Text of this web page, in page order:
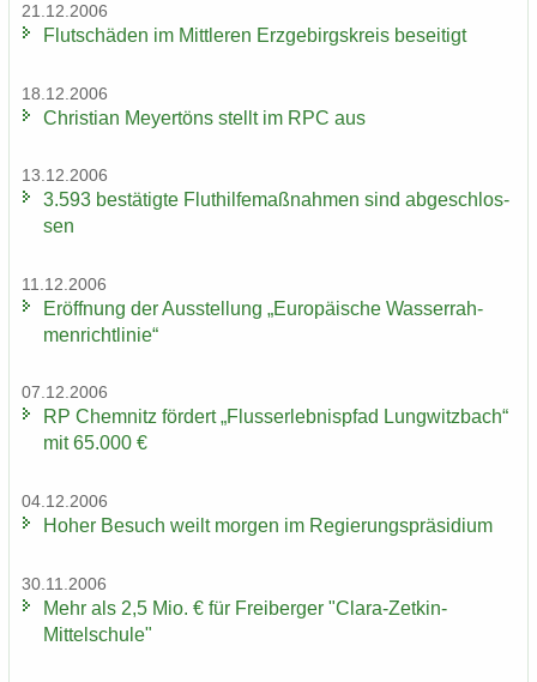
21.12.2006
Flut­schä­den im Mitt­le­ren Erz­ge­birgs­kreis be­sei­tigt
18.12.2006
Chris­ti­an Mey­er­töns stellt im RPC aus
13.12.2006
3.593 be­stä­tig­te Flut­hil­fe­maß­nah­men sind ab­ge­schlos­
sen
11.12.2006
Er­öff­nung der Aus­stel­lung „Eu­ro­päi­sche Was­ser­rah­
men­richt­li­nie“
07.12.2006
RP Chem­nitz för­dert „Fluss­erleb­nis­pfad Lung­witz­bach“
mit 65.000 €
04.12.2006
Hoher Be­such weilt mor­gen im Re­gie­rungs­prä­si­di­um
30.11.2006
Mehr als 2,5 Mio. € für Frei­ber­ger "Clara-​Zetkin-
Mittelschule"